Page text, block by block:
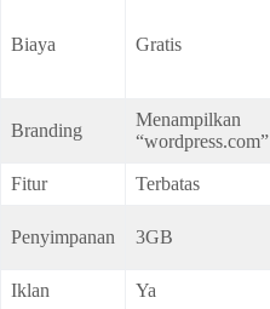
Biaya Gratis
Branding
Menampilkan
“wordpress.com”
Fitur Terbatas
Penyimpanan 3GB
Iklan Ya